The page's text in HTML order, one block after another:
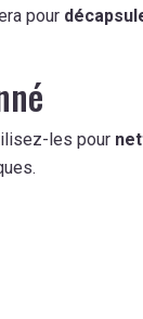
pour
les pour